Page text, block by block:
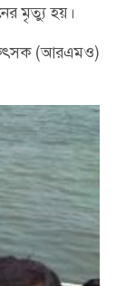
মৃত্যু হয়।
(আরএমও)